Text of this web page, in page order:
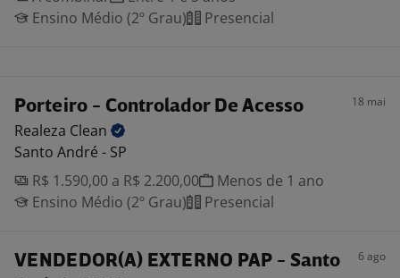
Ensino Médio (2º Grau)
Presencial
Porteiro - Controlador De Acesso 18 mai
Realeza Clean
Santo André - SP
R$ 1.590,00 a R$ 2.200,00
Menos de 1 ano
Ensino Médio (2º Grau)
Presencial
VENDEDOR(A) EXTERNO PAP - Santo
6 ago